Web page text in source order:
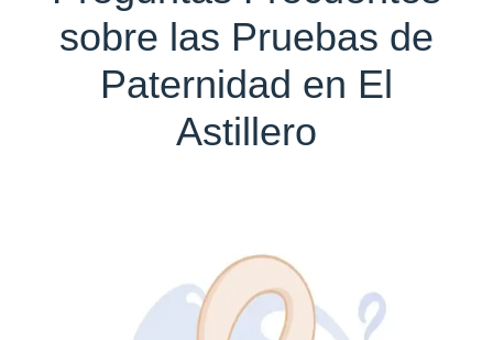
sobre las Pruebas de
Paternidad en El
Astillero